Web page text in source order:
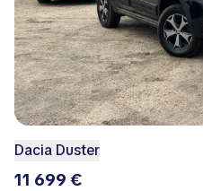
Dacia Duster
11 699 €